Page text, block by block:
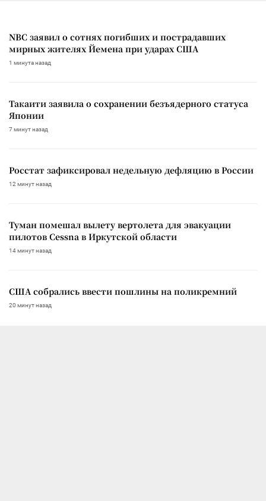
NBC заявил о сотнях погибших и пострадавших
мирных жителях Йемена при ударах США
1 минута назад
Такаити заявила о сохранении безъядерного статуса
Японии
7 минут назад
Росстат зафиксировал недельную дефляцию в России
12 минут назад
Туман помешал вылету вертолета для эвакуации
пилотов Cessna в Иркутской области
14 минут назад
США собрались ввести пошлины на поликремний
20 минут назад